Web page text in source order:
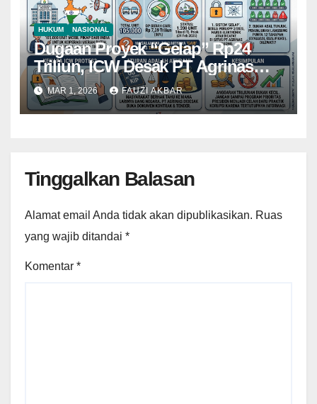
HUKUM NASIONAL
Dugaan Proyek “Gelap” Rp24
Triliun, ICW Desak PT Agrinas
Buka Data Impor Mobil Koperasi
Merah Putih
MAR 1, 2026 FAUZI AKBAR
Tinggalkan Balasan
Alamat email Anda tidak akan dipublikasikan. Ruas
yang wajib ditandai *
Komentar *